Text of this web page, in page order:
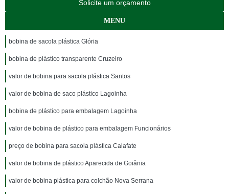
Solicite um orçamento
MENU
bobina de sacola plástica Glória
bobina de plástico transparente Cruzeiro
valor de bobina para sacola plástica Santos
valor de bobina de saco plástico Lagoinha
bobina de plástico para embalagem Lagoinha
valor de bobina de plástico para embalagem Funcionários
preço de bobina para sacola plástica Calafate
valor de bobina de plástico Aparecida de Goiânia
valor de bobina plástica para colchão Nova Serrana